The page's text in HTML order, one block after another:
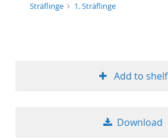
Sträflinge
1. Sträflinge
Add to shelf
Download